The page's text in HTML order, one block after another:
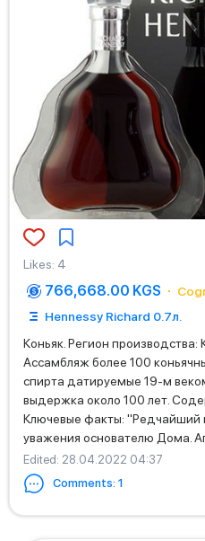
Likes: 4
766,668.00 KGS
Hennessy Richard 0.7л.
Коньяк. Регион производства:
Ассамбляж более 100
спирта датируемые 19-м
выдержка около 100 лет.
Ключевые факты: "Редчайший
уважения основателю Дома.
Edited: 28.04.2022 04:37
Comments: 1